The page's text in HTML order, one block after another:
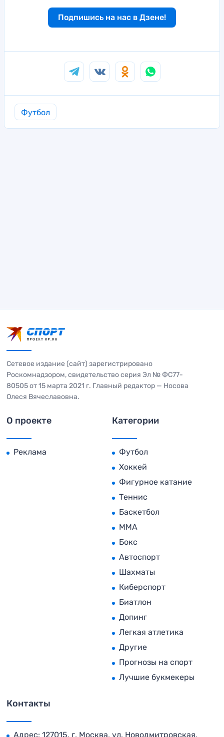
Подпишись на нас в Дзене!
Футбол
Сетевое издание (сайт) зарегистрировано
Роскомнадзором, свидетельство серия Эл № ФС77-
80505 от 15 марта 2021 г. Главный редактор — Носова
Олеся Вячеславовна.
О проекте
Реклама
Категории
Футбол
Хоккей
Фигурное катание
Теннис
Баскетбол
MMA
Бокс
Автоспорт
Шахматы
Киберспорт
Биатлон
Допинг
Легкая атлетика
Другие
Прогнозы на спорт
Лучшие букмекеры
Контакты
Адрес: 127015, г. Москва, ул. Новодмитровская,